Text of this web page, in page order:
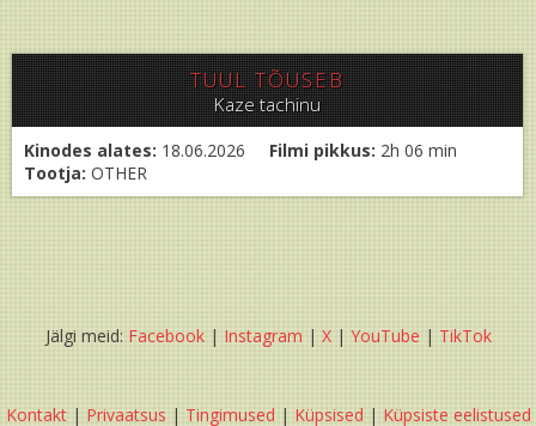
TUUL TÕUSEB
Kaze tachinu
Kinodes alates: 18.06.2026 Filmi pikkus: 2h 06 min
Tootja: OTHER
Jälgi meid: Facebook| Instagram | X| YouTube | TikTok
Kontakt| Privaatsus | Tingimused | Küpsised | Küpsiste eelistused